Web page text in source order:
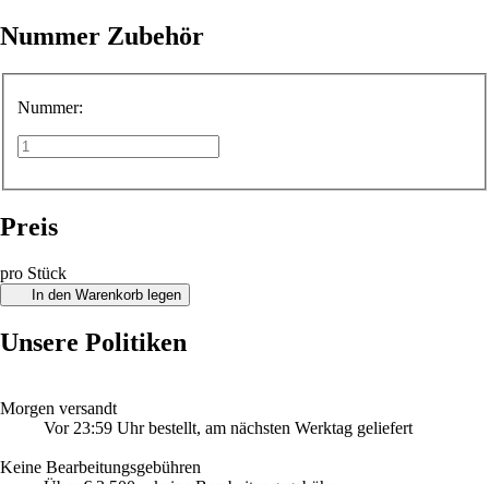
Nummer Zubehör
Nummer:
Preis
pro Stück
In den Warenkorb legen
Unsere Politiken
Morgen versandt
Vor 23:59 Uhr bestellt, am nächsten Werktag geliefert
Keine Bearbeitungsgebühren